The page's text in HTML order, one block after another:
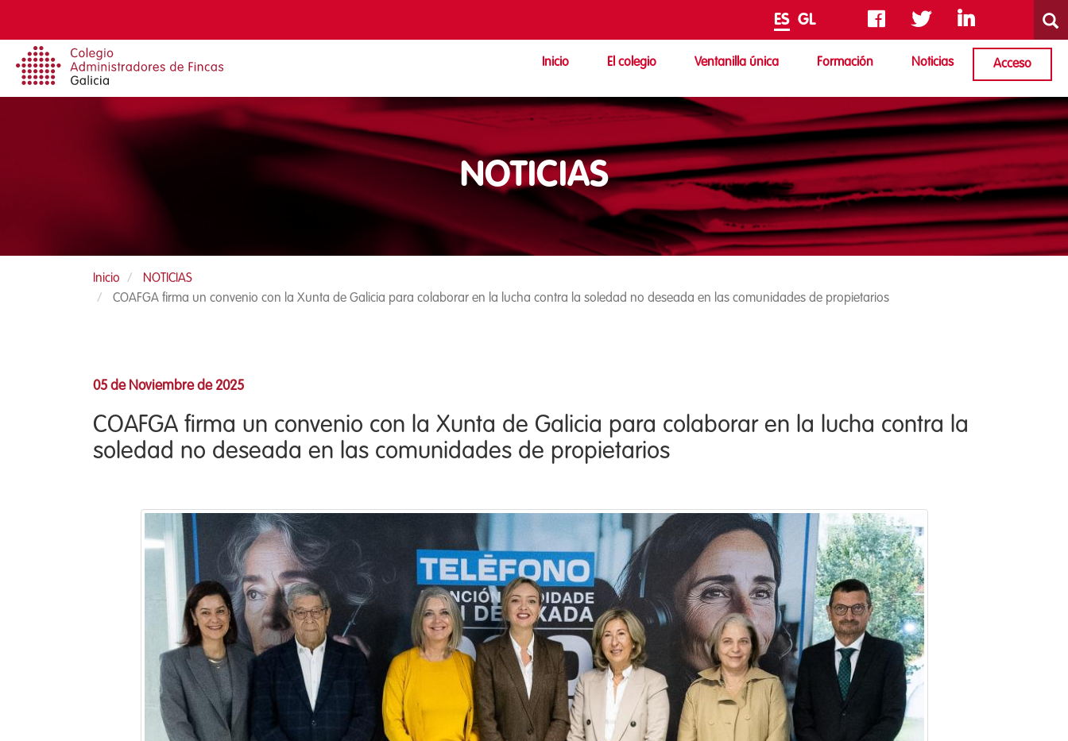
contenido
principal
ES GL
Inicio El colegio Ventanilla única Formación Noticias Acceso
NOTICIAS
Inicio
NOTICIAS
COAFGA firma un convenio con la Xunta de Galicia para colaborar en la lucha contra la soledad no deseada en las comunidades de propietarios
05 de Noviembre de 2025
COAFGA firma un convenio con la Xunta de Galicia para colaborar en la lucha contra la
soledad no deseada en las comunidades de propietarios